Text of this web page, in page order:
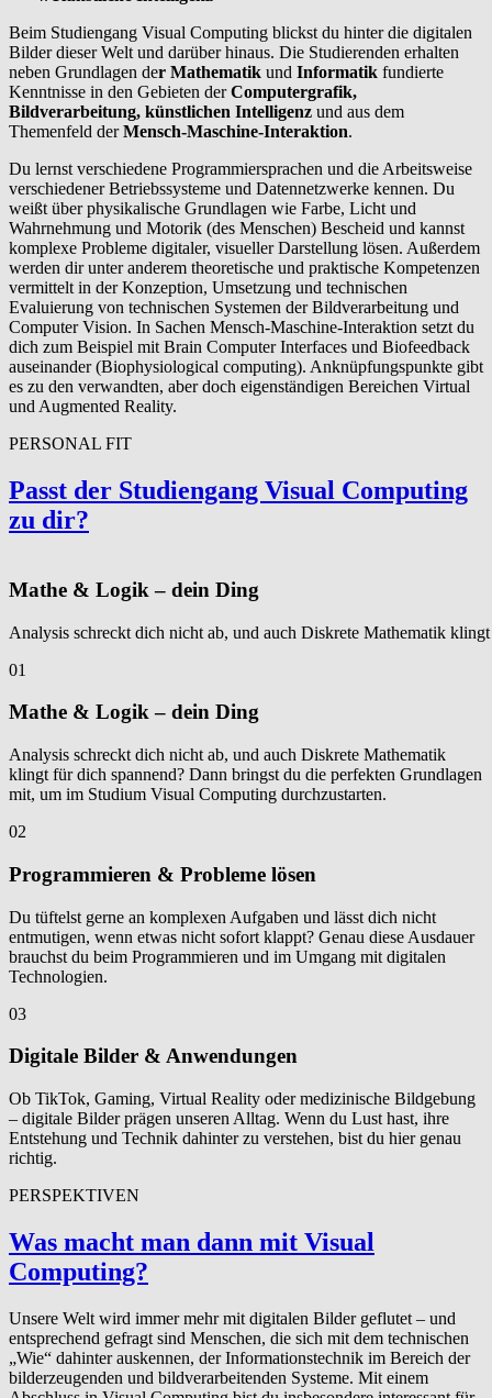
Beim Studiengang Visual Computing blickst du hinter die digitalen
Bilder dieser Welt und darüber hinaus. Die Studierenden erhalten
neben Grundlagen der Mathematik und Informatik fundierte
Kenntnisse in den Gebieten derComputergrafik,
Bildverarbeitung, künstlichen Intelligenz und aus dem
Themenfeld derMensch-Maschine-Interaktion.
Du lernst verschiedene Programmiersprachen und die Arbeitsweise
verschiedener Betriebssysteme und Datennetzwerke kennen. Du
weißt über physikalische Grundlagen wie Farbe, Licht und
Wahrnehmung und Motorik (des Menschen) Bescheid und kannst
komplexe Probleme digitaler, visueller Darstellung lösen. Außerdem
werden dir unter anderem theoretische und praktische Kompetenzen
vermittelt in der Konzeption, Umsetzung und technischen
Evaluierung von technischen Systemen der Bildverarbeitung und
Computer Vision. In Sachen Mensch-Maschine-Interaktion setzt du
dich zum Beispiel mit Brain Computer Interfaces und Biofeedback
auseinander (Biophysiological computing). Anknüpfungspunkte gibt
es zu den verwandten, aber doch eigenständigen Bereichen Virtual
und Augmented Reality.
PERSONAL FIT
Passt der Studiengang Visual Computing
zu dir?
Mathe & Logik – dein Ding
Analysis schreckt dich nicht ab, und auch Diskrete Mathematik
01
Mathe & Logik – dein Ding
Analysis schreckt dich nicht ab, und auch Diskrete Mathematik
klingt für dich spannend? Dann bringst du die perfekten Grundlagen
mit, um im Studium Visual Computing durchzustarten.
02
Programmieren & Probleme lösen
Du tüftelst gerne an komplexen Aufgaben und lässt dich nicht
entmutigen, wenn etwas nicht sofort klappt? Genau diese Ausdauer
brauchst du beim Programmieren und im Umgang mit digitalen
Technologien.
03
Digitale Bilder & Anwendungen
Ob TikTok, Gaming, Virtual Reality oder medizinische Bildgebung
– digitale Bilder prägen unseren Alltag. Wenn du Lust hast, ihre
Entstehung und Technik dahinter zu verstehen, bist du hier genau
richtig.
PERSPEKTIVEN
Was macht man dann mit Visual
Computing?
Unsere Welt wird immer mehr mit digitalen Bilder geflutet – und
entsprechend gefragt sind Menschen, die sich mit dem technischen
„Wie“ dahinter auskennen, der Informationstechnik im Bereich der
bilderzeugenden und bildverarbeitenden Systeme. Mit einem